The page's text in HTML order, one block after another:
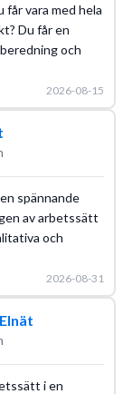
får vara med hela
Du får en
och
2026-08-15
spännande
av arbetssätt
och
2026-08-31
i en